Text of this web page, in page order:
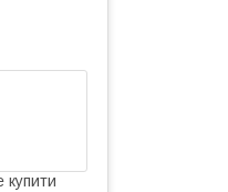
купити